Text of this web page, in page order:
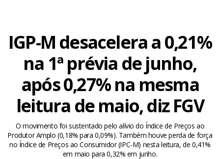
IGP-M desacelera a 0,21%
na 1ª prévia de junho,
após 0,27% na mesma
leitura de maio, diz FGV
O movimento foi sustentado pelo alívio do Índice de Preços ao
Produtor Amplo (0,18% para 0,09%). Também houve perda de força
no Índice de Preços ao Consumidor (IPC-M) nesta leitura, de 0,41%
em maio para 0,32% em junho.